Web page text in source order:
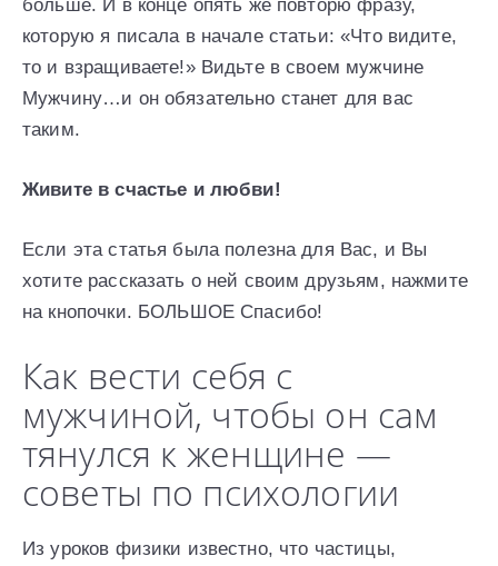
больше. И в конце опять же повторю фразу,
которую я писала в начале статьи: «Что видите,
то и взращиваете!» Видьте в своем мужчине
Мужчину…и он обязательно станет для вас
таким.
Живите в счастье и любви!
Если эта статья была полезна для Вас, и Вы
хотите рассказать о ней своим друзьям, нажмите
на кнопочки. БОЛЬШОЕ Спасибо!
Как вести себя с
мужчиной, чтобы он сам
тянулся к женщине —
советы по психологии
Из уроков физики известно, что частицы,